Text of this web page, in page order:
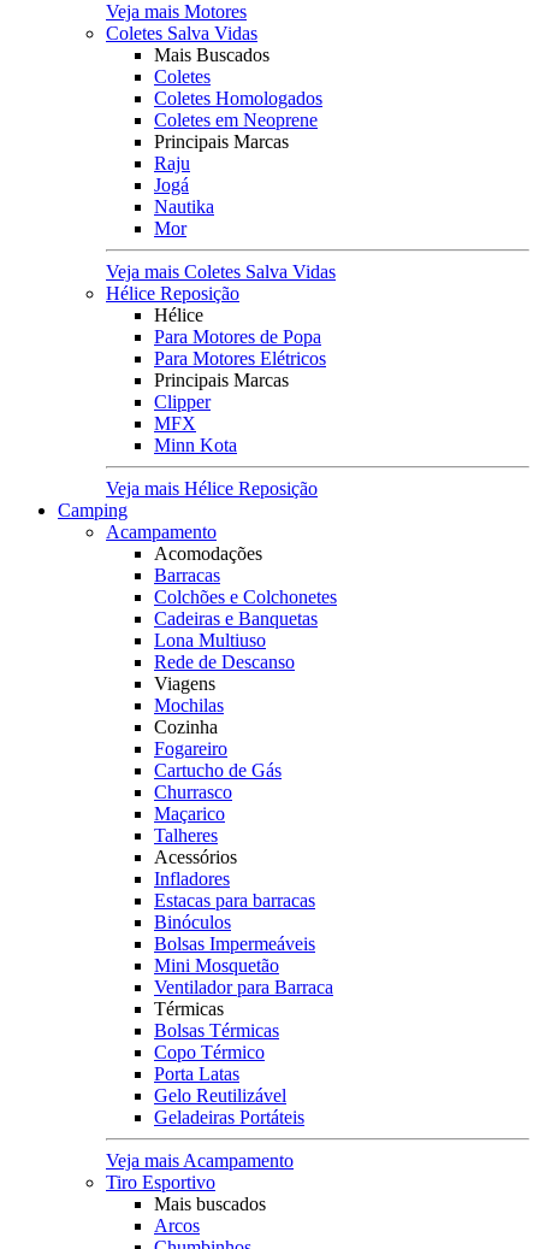
Veja mais Motores
Coletes Salva Vidas
Mais Buscados
Coletes
Coletes Homologados
Coletes em Neoprene
Principais Marcas
Raju
Jogá
Nautika
Mor
Veja mais Coletes Salva Vidas
Hélice Reposição
Hélice
Para Motores de Popa
Para Motores Elétricos
Principais Marcas
Clipper
MFX
Minn Kota
Veja mais Hélice Reposição
Camping
Acampamento
Acomodações
Barracas
Colchões e Colchonetes
Cadeiras e Banquetas
Lona Multiuso
Rede de Descanso
Viagens
Mochilas
Cozinha
Fogareiro
Cartucho de Gás
Churrasco
Maçarico
Talheres
Acessórios
Infladores
Estacas para barracas
Binóculos
Bolsas Impermeáveis
Mini Mosquetão
Ventilador para Barraca
Térmicas
Bolsas Térmicas
Copo Térmico
Porta Latas
Gelo Reutilizável
Geladeiras Portáteis
Veja mais Acampamento
Tiro Esportivo
Mais buscados
Arcos